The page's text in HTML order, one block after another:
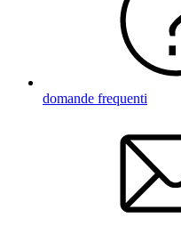
domande frequenti